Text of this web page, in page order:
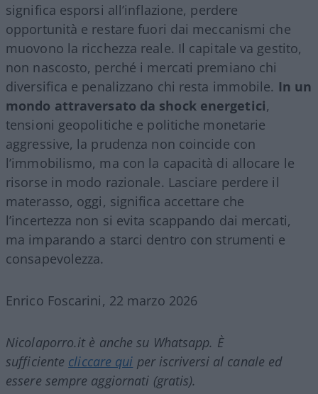
significa esporsi all’inflazione, perdere
opportunità e restare fuori dai meccanismi che
muovono la ricchezza reale. Il capitale va gestito,
non nascosto, perché i mercati premiano chi
diversifica e penalizzano chi resta immobile. In un
mondo attraversato da shock energetici,
tensioni geopolitiche e politiche monetarie
aggressive, la prudenza non coincide con
l’immobilismo, ma con la capacità di allocare le
risorse in modo razionale. Lasciare perdere il
materasso, oggi, significa accettare che
l’incertezza non si evita scappando dai mercati,
ma imparando a starci dentro con strumenti e
consapevolezza.
Enrico Foscarini, 22 marzo 2026
Nicolaporro.it è anche su Whatsapp. È
sufficiente cliccare qui per iscriversi al canale ed
essere sempre aggiornati (gratis).